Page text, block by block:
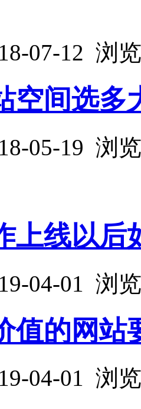
07-12 浏
空间选多
05-19 浏
上线以后
04-01 浏
值的网站
04-01 浏